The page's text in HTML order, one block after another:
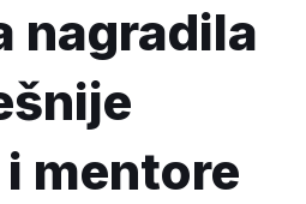
nagradila
mentore